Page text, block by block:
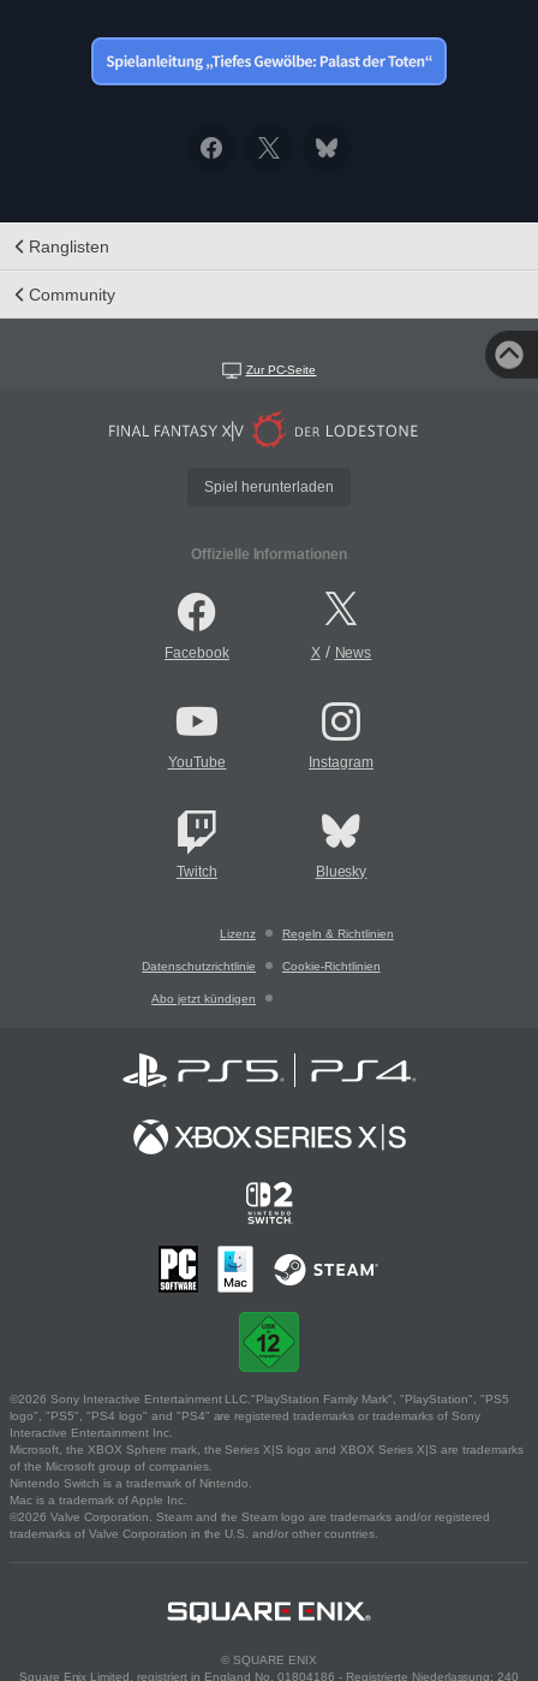
Ranglisten
Community
Zur PC-Seite
Spiel herunterladen
Offizielle Informationen
Facebook X/ News
YouTube Instagram
Twitch Bluesky
Lizenz Regeln & Richtlinien
Datenschutzrichtlinie Cookie-Richtlinien
Abo jetzt kündigen
©2026 Sony Interactive Entertainment LLC."PlayStation Family Mark", "PlayStation", "PS5
logo", "PS5", "PS4 logo" and "PS4" are registered trademarks or trademarks of Sony
Interactive Entertainment Inc.
Microsoft, the XBOX Sphere mark, the Series X|S logo and XBOX Series X|S are trademarks
of the Microsoft group of companies.
Nintendo Switch is a trademark of Nintendo.
Mac is a trademark of Apple Inc.
©2026 Valve Corporation. Steam and the Steam logo are trademarks and/or registered
trademarks of Valve Corporation in the U.S. and/or other countries.
© SQUARE ENIX
Square Enix Limited, registriert in England No. 01804186 - Registrierte Niederlassung: 240